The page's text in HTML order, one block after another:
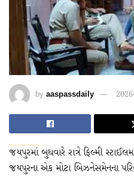
by aaspassdaily
જયપુરમાં બુધવારે રાત્રે ફિલ્મી
જયપુરના એક મોટા બિઝનેસમેનના